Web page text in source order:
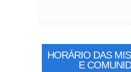
HORÁRIO DAS
E